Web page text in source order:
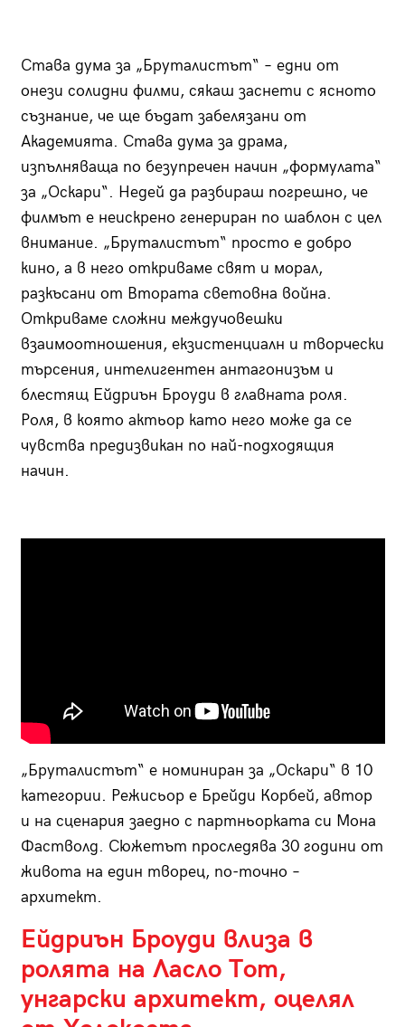
Става дума за „Бруталистът“ – едни от
онези солидни филми, сякаш заснети с ясното
съзнание, че ще бъдат забелязани от
Академията. Става дума за драма,
изпълняваща по безупречен начин „формулата“
за „Оскари“. Недей да разбираш погрешно, че
филмът е неискрено генериран по шаблон с цел
внимание. „Бруталистът“ просто е добро
кино, а в него откриваме свят и морал,
разкъсани от Втората световна война.
Откриваме сложни междучовешки
взаимоотношения, екзистенциалн и творчески
търсения, интелигентен антагонизъм и
блестящ Ейдриън Броуди в главната роля.
Роля, в която актьор като него може да се
чувства предизвикан по най-подходящия
начин.
„Бруталистът“ е номиниран за „Оскари“ в 10
категории. Режисьор е Брейди Корбей, автор
и на сценария заедно с партньорката си Мона
Фастволд. Сюжетът проследява 30 години от
живота на един творец, по-точно –
архитект.
Ейдриън Броуди влиза в
ролята на Ласло Тот,
унгарски архитект, оцелял